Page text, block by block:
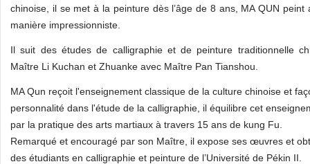
chinoise, il se met à la peinture dès l’âge de 8 ans, MA QUN peint
manière impressionniste.
Il suit des études de calligraphie et de peinture traditionnelle
Maître Li Kuchan et Zhuanke avec Maître Pan Tianshou.
MA Qun reçoit l'enseignement classique de la culture chinoise et
personnalité dans l'étude de la calligraphie, il équilibre cet
par la pratique des arts martiaux à travers 15 ans de kung Fu.
Remarqué et encouragé par son Maître, il expose ses œuvres et
des étudiants en calligraphie et peinture de l’Université de Pékin II.